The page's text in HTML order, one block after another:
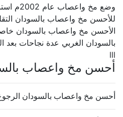
وضع مخ واعصاب
للأحسن مخ واعصاب بالسودان
الأحسن مخ واعصاب بالسودان
بالسودان الغربي عدة نجاحات بعد
أحسن مخ واعصاب
أحسن مخ واعصاب بالسودان الرجوع